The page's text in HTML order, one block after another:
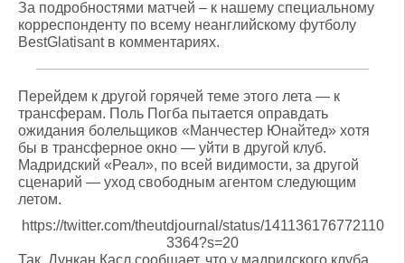
За подробностями матчей – к нашему специальному
корреспонденту по всему неанглийскому футболу
BestGlatisant в комментариях.
Перейдем к другой горячей теме этого лета — к
трансферам. Поль Погба пытается оправдать
ожидания болельщиков «Манчестер Юнайтед» хотя
бы в трансферное окно — уйти в другой клуб.
Мадридский «Реал», по всей видимости, за другой
сценарий — уход свободным агентом следующим
летом.
https://twitter.com/theutdjournal/status/141136176772110
3364?s=20